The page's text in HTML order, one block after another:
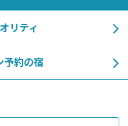
リティ
予約の宿